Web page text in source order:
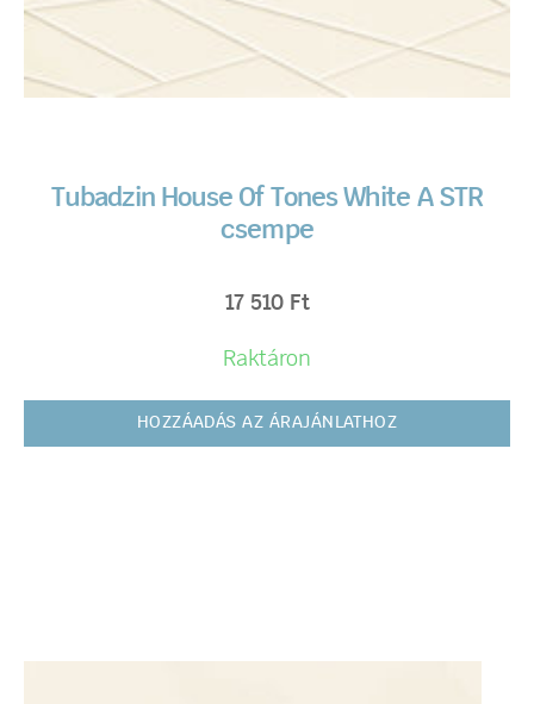
Tubadzin House Of Tones White A STR
csempe
17 510 Ft
Raktáron
HOZZÁADÁS AZ ÁRAJÁNLATHOZ